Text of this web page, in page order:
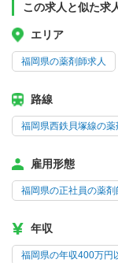
この求人と似た求
エリア
福岡県の薬剤師求人
路線
福岡県西鉄貝塚線の薬
雇用形態
福岡県の正社員の薬剤
年収
福岡県の年収400万円